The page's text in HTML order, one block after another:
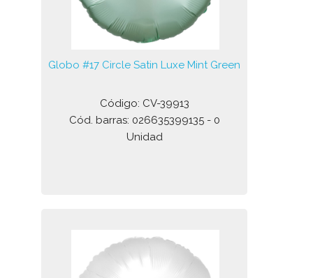
Globo #17 Circle Satin Luxe Mint Green
Código: CV-39913
Cód. barras: 026635399135 - 0
Unidad